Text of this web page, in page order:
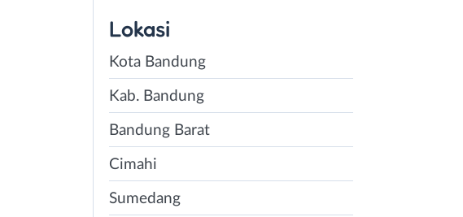
Lokasi
Kota Bandung
Kab. Bandung
Bandung Barat
Cimahi
Sumedang